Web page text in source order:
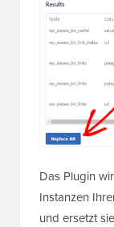
Das Plugin
Instanzen
und ersetzt